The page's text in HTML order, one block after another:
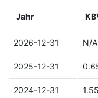
Jahr
2026-12-31 N/A
2025-12-31
2024-12-31 1.55